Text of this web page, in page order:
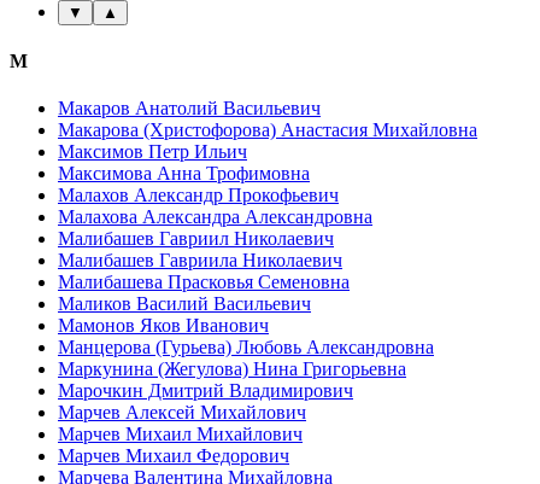
▼ ▲
М
Макаров Анатолий Васильевич
Макарова (Христофорова) Анастасия Михайловна
Максимов Петр Ильич
Максимова Анна Трофимовна
Малахов Александр Прокофьевич
Малахова Александра Александровна
Малибашев Гавриил Николаевич
Малибашев Гавриила Николаевич
Малибашева Прасковья Семеновна
Маликов Василий Васильевич
Мамонов Яков Иванович
Манцерова (Гурьева) Любовь Александровна
Маркунина (Жегулова) Нина Григорьевна
Марочкин Дмитрий Владимирович
Марчев Алексей Михайлович
Марчев Михаил Михайлович
Марчев Михаил Федорович
Марчева Валентина Михайловна